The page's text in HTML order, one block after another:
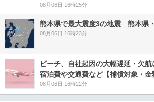
08月06日 16時25分
熊本県で最大震度3の地震 熊本県
08月06日 16時23分
ピーチ、自社起因の大幅遅延・欠
宿泊費や交通費など【補償対象・金
08月06日 16時22分